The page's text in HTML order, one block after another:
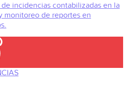
de incidencias contabilizadas en la
monitoreo de reportes en